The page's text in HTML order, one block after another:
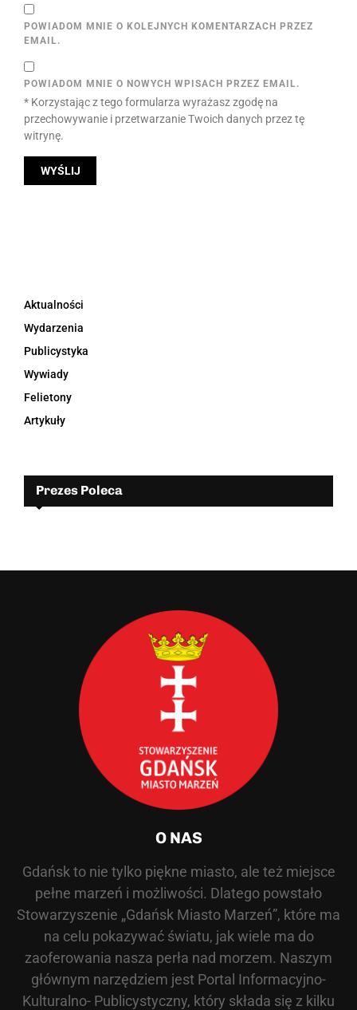
POWIADOM MNIE O KOLEJNYCH KOMENTARZACH PRZEZ
EMAIL.
POWIADOM MNIE O NOWYCH WPISACH PRZEZ EMAIL.
* Korzystając z tego formularza wyrażasz zgodę na
przechowywanie i przetwarzanie Twoich danych przez tę
witrynę.
Aktualności
Wydarzenia
Publicystyka
Wywiady
Felietony
Artykuły
Prezes Poleca
O NAS
Gdańsk to nie tylko piękne miasto, ale też miejsce
pełne marzeń i możliwości. Dlatego powstało
Stowarzyszenie „Gdańsk Miasto Marzeń”, które ma
na celu pokazywać światu, jak wiele ma do
zaoferowania nasza perła nad morzem. Naszym
głównym narzędziem jest Portal Informacyjno-
Kulturalno- Publicystyczny, który składa się z kilku